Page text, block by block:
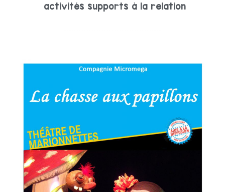
activités supports à la relation